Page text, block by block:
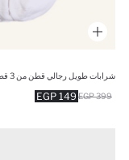
شرابات طويل رجالي قطن من 3 قطع
149 EGP 399 EGP